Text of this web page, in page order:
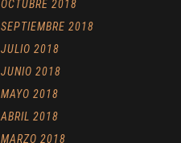
OCTUBRE 2018
SEPTIEMBRE 2018
JULIO 2018
JUNIO 2018
MAYO 2018
ABRIL 2018
MARZO 2018